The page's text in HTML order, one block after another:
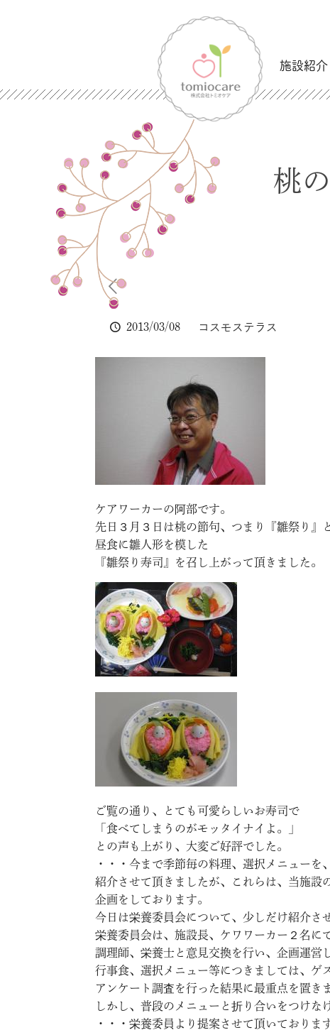
施設紹介
桃
2013/03/08 コスモステラス
ケアワーカーの阿部です。
先日３月３日は桃の節句、つまり『雛祭り』
昼食に雛人形を模した
『雛祭り寿司』を召し上がって頂きました。
ご覧の通り、とても可愛らしいお寿司で
「食べてしまうのがモッタイナイよ。」
との声も上がり、大変ご好評でした。
・・・今まで季節毎の料理、選択メニューを
紹介させて頂きましたが、これらは、当施設
企画をしております。
今日は栄養委員会について、少しだけ紹介さ
栄養委員会は、施設長、ケワワーカー２名に
調理師、栄養士と意見交換を行い、企画運営
行事食、選択メニュー等につきましては、ゲ
アンケート調査を行った結果に最重点を置き
しかし、普段のメニューと折り合いをつけな
・・・栄養委員より提案させて頂いております